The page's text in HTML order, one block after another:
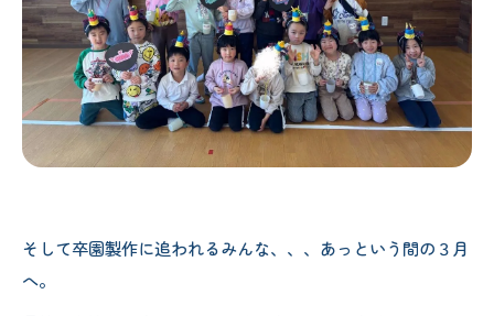
そして卒園製作に追われるみんな、、、あっという間の３月
へ。